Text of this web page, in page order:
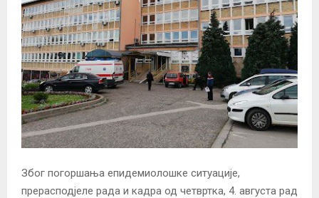
Због погоршања епидемиолошке ситуације,
прерасподјеле рада и кадра од четвртка, 4. августа рад